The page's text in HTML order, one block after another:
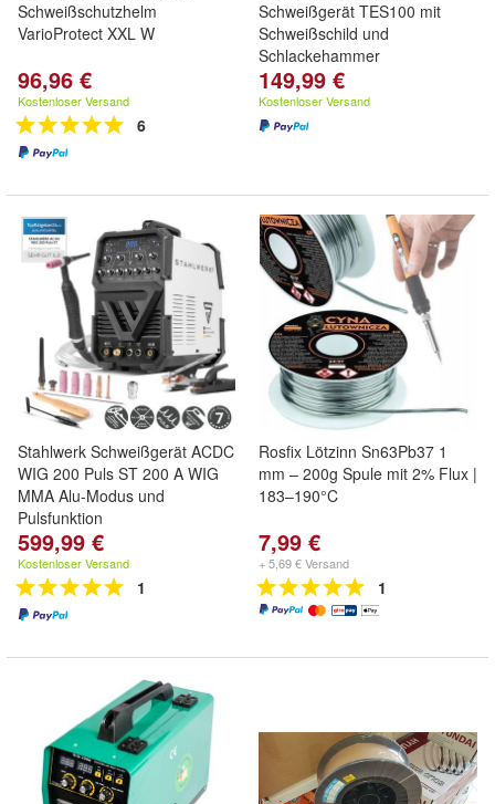
Schweißschutzhelm
VarioProtect XXL W
96,96 €
Kostenloser Versand
6
Schweißgerät TES100 mit
Schweißschild und
Schlackehammer
149,99 €
Kostenloser Versand
Stahlwerk Schweißgerät ACDC
WIG 200 Puls ST 200 A WIG
MMA Alu-Modus und
Pulsfunktion
599,99 €
Kostenloser Versand
1
Rosfix Lötzinn Sn63Pb37 1
mm – 200g Spule mit 2% Flux |
183–190°C
7,99 €
+ 5,69 € Versand
1